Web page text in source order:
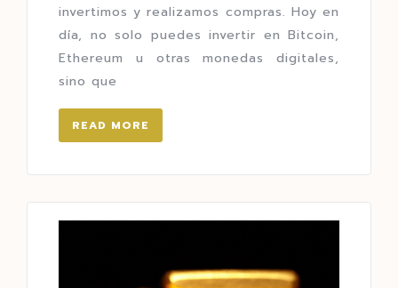
invertimos y realizamos compras. Hoy en
día, no solo puedes invertir en Bitcoin,
Ethereum u otras monedas digitales,
sino que
READ MORE